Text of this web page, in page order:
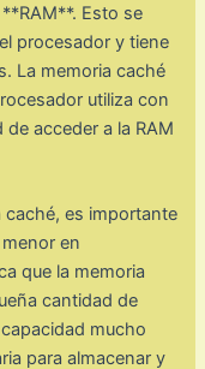
Esto se
procesador y tiene
La memoria caché
utiliza con
acceder a la RAM
caché, es importante
en
que la memoria
cantidad de
mucho
para almacenar y